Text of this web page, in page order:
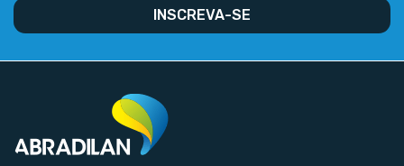
INSCREVA-SE